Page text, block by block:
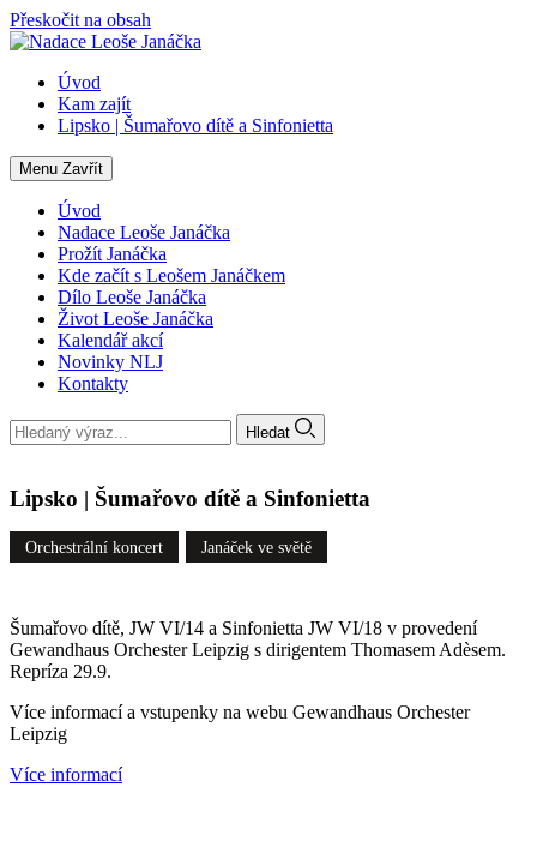
Přeskočit na obsah
Úvod
Kam zajít
Lipsko | Šumařovo dítě a Sinfonietta
Menu Zavřít
Úvod
Nadace Leoše Janáčka
Prožít Janáčka
Kde začít s Leošem Janáčkem
Dílo Leoše Janáčka
Život Leoše Janáčka
Kalendář akcí
Novinky NLJ
Kontakty
Hledat
Lipsko | Šumařovo dítě a Sinfonietta
Orchestrální koncert Janáček ve světě
Šumařovo dítě, JW VI/14 a Sinfonietta JW VI/18 v provedení
Gewandhaus Orchester Leipzig s dirigentem Thomasem Adèsem.
Repríza 29.9.
Více informací a vstupenky na webu Gewandhaus Orchester
Leipzig
Více informací